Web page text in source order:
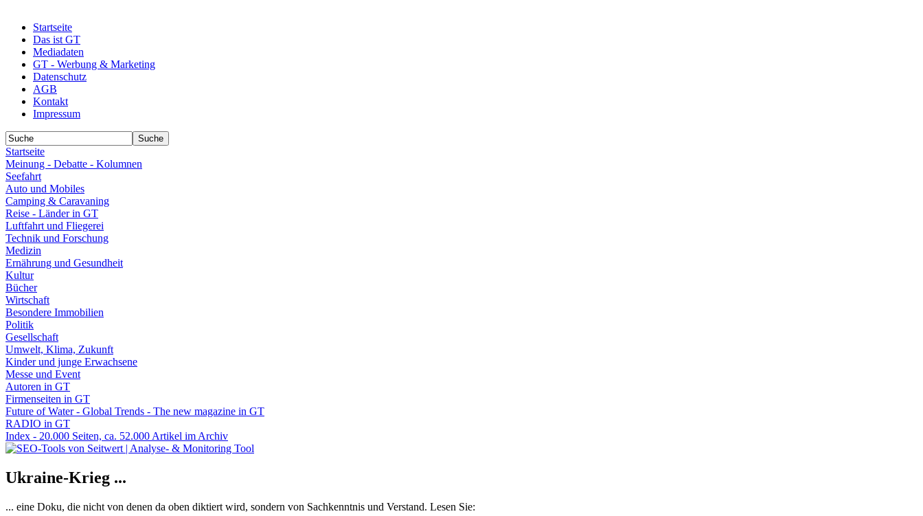
Startseite
Das ist GT
Mediadaten
GT - Werbung & Marketing
Datenschutz
AGB
Kontakt
Impressum
Startseite
Meinung - Debatte - Kolumnen
Seefahrt
Auto und Mobiles
Camping & Caravaning
Reise - Länder in GT
Luftfahrt und Fliegerei
Technik und Forschung
Medizin
Ernährung und Gesundheit
Kultur
Bücher
Wirtschaft
Besondere Immobilien
Politik
Gesellschaft
Umwelt, Klima, Zukunft
Kinder und junge Erwachsene
Messe und Event
Autoren in GT
Firmenseiten in GT
Future of Water - Global Trends - The new magazine in GT
RADIO in GT
Index - 20.000 Seiten, ca. 52.000 Artikel im Archiv
Ukraine-Krieg ...
... eine Doku, die nicht von denen da oben diktiert wird, sondern von Sachkenntnis und Verstand. Lesen Sie: